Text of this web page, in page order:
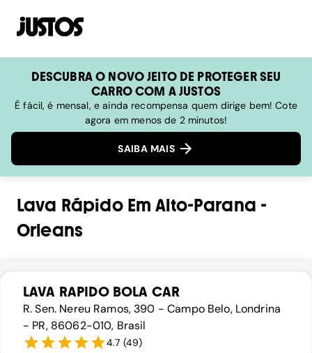
DESCUBRA O NOVO JEITO DE PROTEGER SEU
CARRO COM A JUSTOS
É fácil, é mensal, e ainda recompensa quem dirige bem! Cote
agora em menos de 2 minutos!
SAIBA MAIS
Lava RápidoEmAlto-Parana -
Orleans
LAVA RAPIDO BOLA CAR
R. Sen. Nereu Ramos, 390 - Campo Belo, Londrina
- PR, 86062-010, Brasil
4.7 (49)